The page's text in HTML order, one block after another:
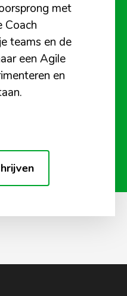
met
Coach
teams en de
een Agile
en